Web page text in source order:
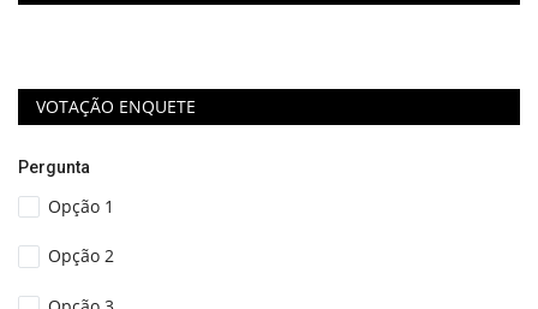
VOTAÇÃO ENQUETE
Pergunta
Opção 1
Opção 2